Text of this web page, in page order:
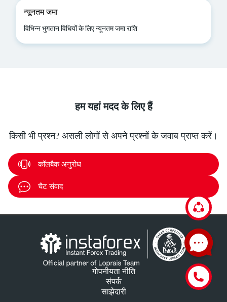
न्यूनतम जमा
विभिन्न भुगतान विधियों के लिए न्यूनतम जमा राशि
हम यहां मदद के लिए हैं
किसी भी प्रश्न? असली लोगों से अपने प्रश्नों के जवाब प्राप्त करें।
कॉलबैक अनुरोध
चैट संवाद
गोपनीयता नीति
संपर्क
साझेदारी